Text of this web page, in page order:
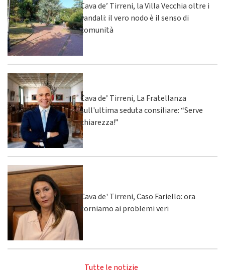
Cava de’ Tirreni, la Villa Vecchia oltre i
vandali: il vero nodo è il senso di
comunità
Cava de’ Tirreni, La Fratellanza
sull'ultima seduta consiliare: “Serve
chiarezza!”
Cava de' Tirreni, Caso Fariello: ora
torniamo ai problemi veri
Tutte le notizie